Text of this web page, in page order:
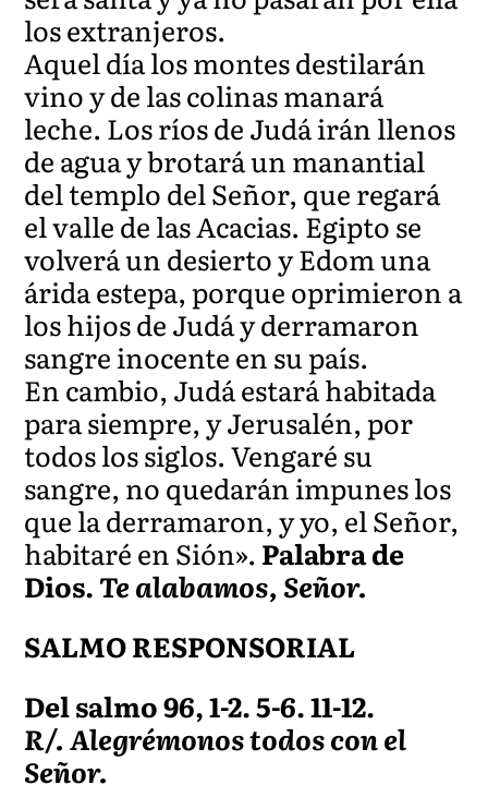
los extranjeros.
Aquel día los montes destilarán
vino y de las colinas manará
leche. Los ríos de Judá irán llenos
de agua y brotará un manantial
del templo del Señor, que regará
el valle de las Acacias. Egipto se
volverá un desierto y Edom una
árida estepa, porque oprimieron a
los hijos de Judá y derramaron
sangre inocente en su país.
En cambio, Judá estará habitada
para siempre, y Jerusalén, por
todos los siglos. Vengaré su
sangre, no quedarán impunes los
que la derramaron, y yo, el Señor,
habitaré en Sión». Palabra de
Dios.Te alabamos, Señor.
SALMO RESPONSORIAL
Del salmo 96, 1-2. 5-6. 11-12.
R/. Alegrémonos todos con el
Señor.